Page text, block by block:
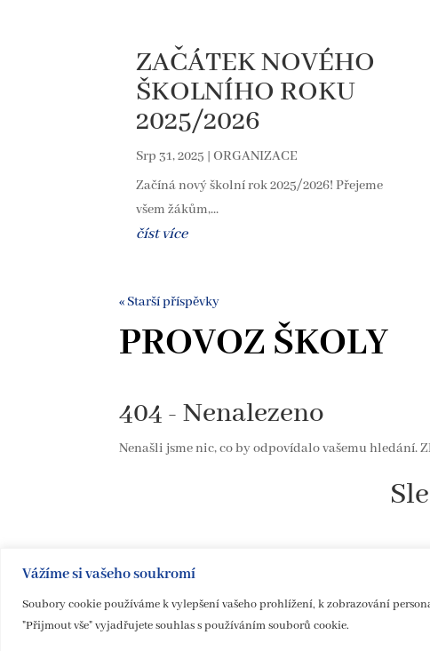
Vážíme si vašeho soukromí
Soubory cookie používáme k vylepšení vašeho prohlížení, k zobrazování
"Přijmout vše" vyjadřujete souhlas s používáním souborů cookie.
ZAČÁTEK NOVÉHO
ŠKOLNÍHO ROKU
2025/2026
Srp 31, 2025 |ORGANIZACE
Začíná nový školní rok 2025/2026! Přejeme
všem žákům,...
číst více
« Starší příspěvky
PROVOZ ŠKOLY
404 - Nenalezeno
Nenašli jsme nic, co by odpovídalo vašemu
Design B / ZUŠ Černošice / Prohlášení o přístupnosti webových